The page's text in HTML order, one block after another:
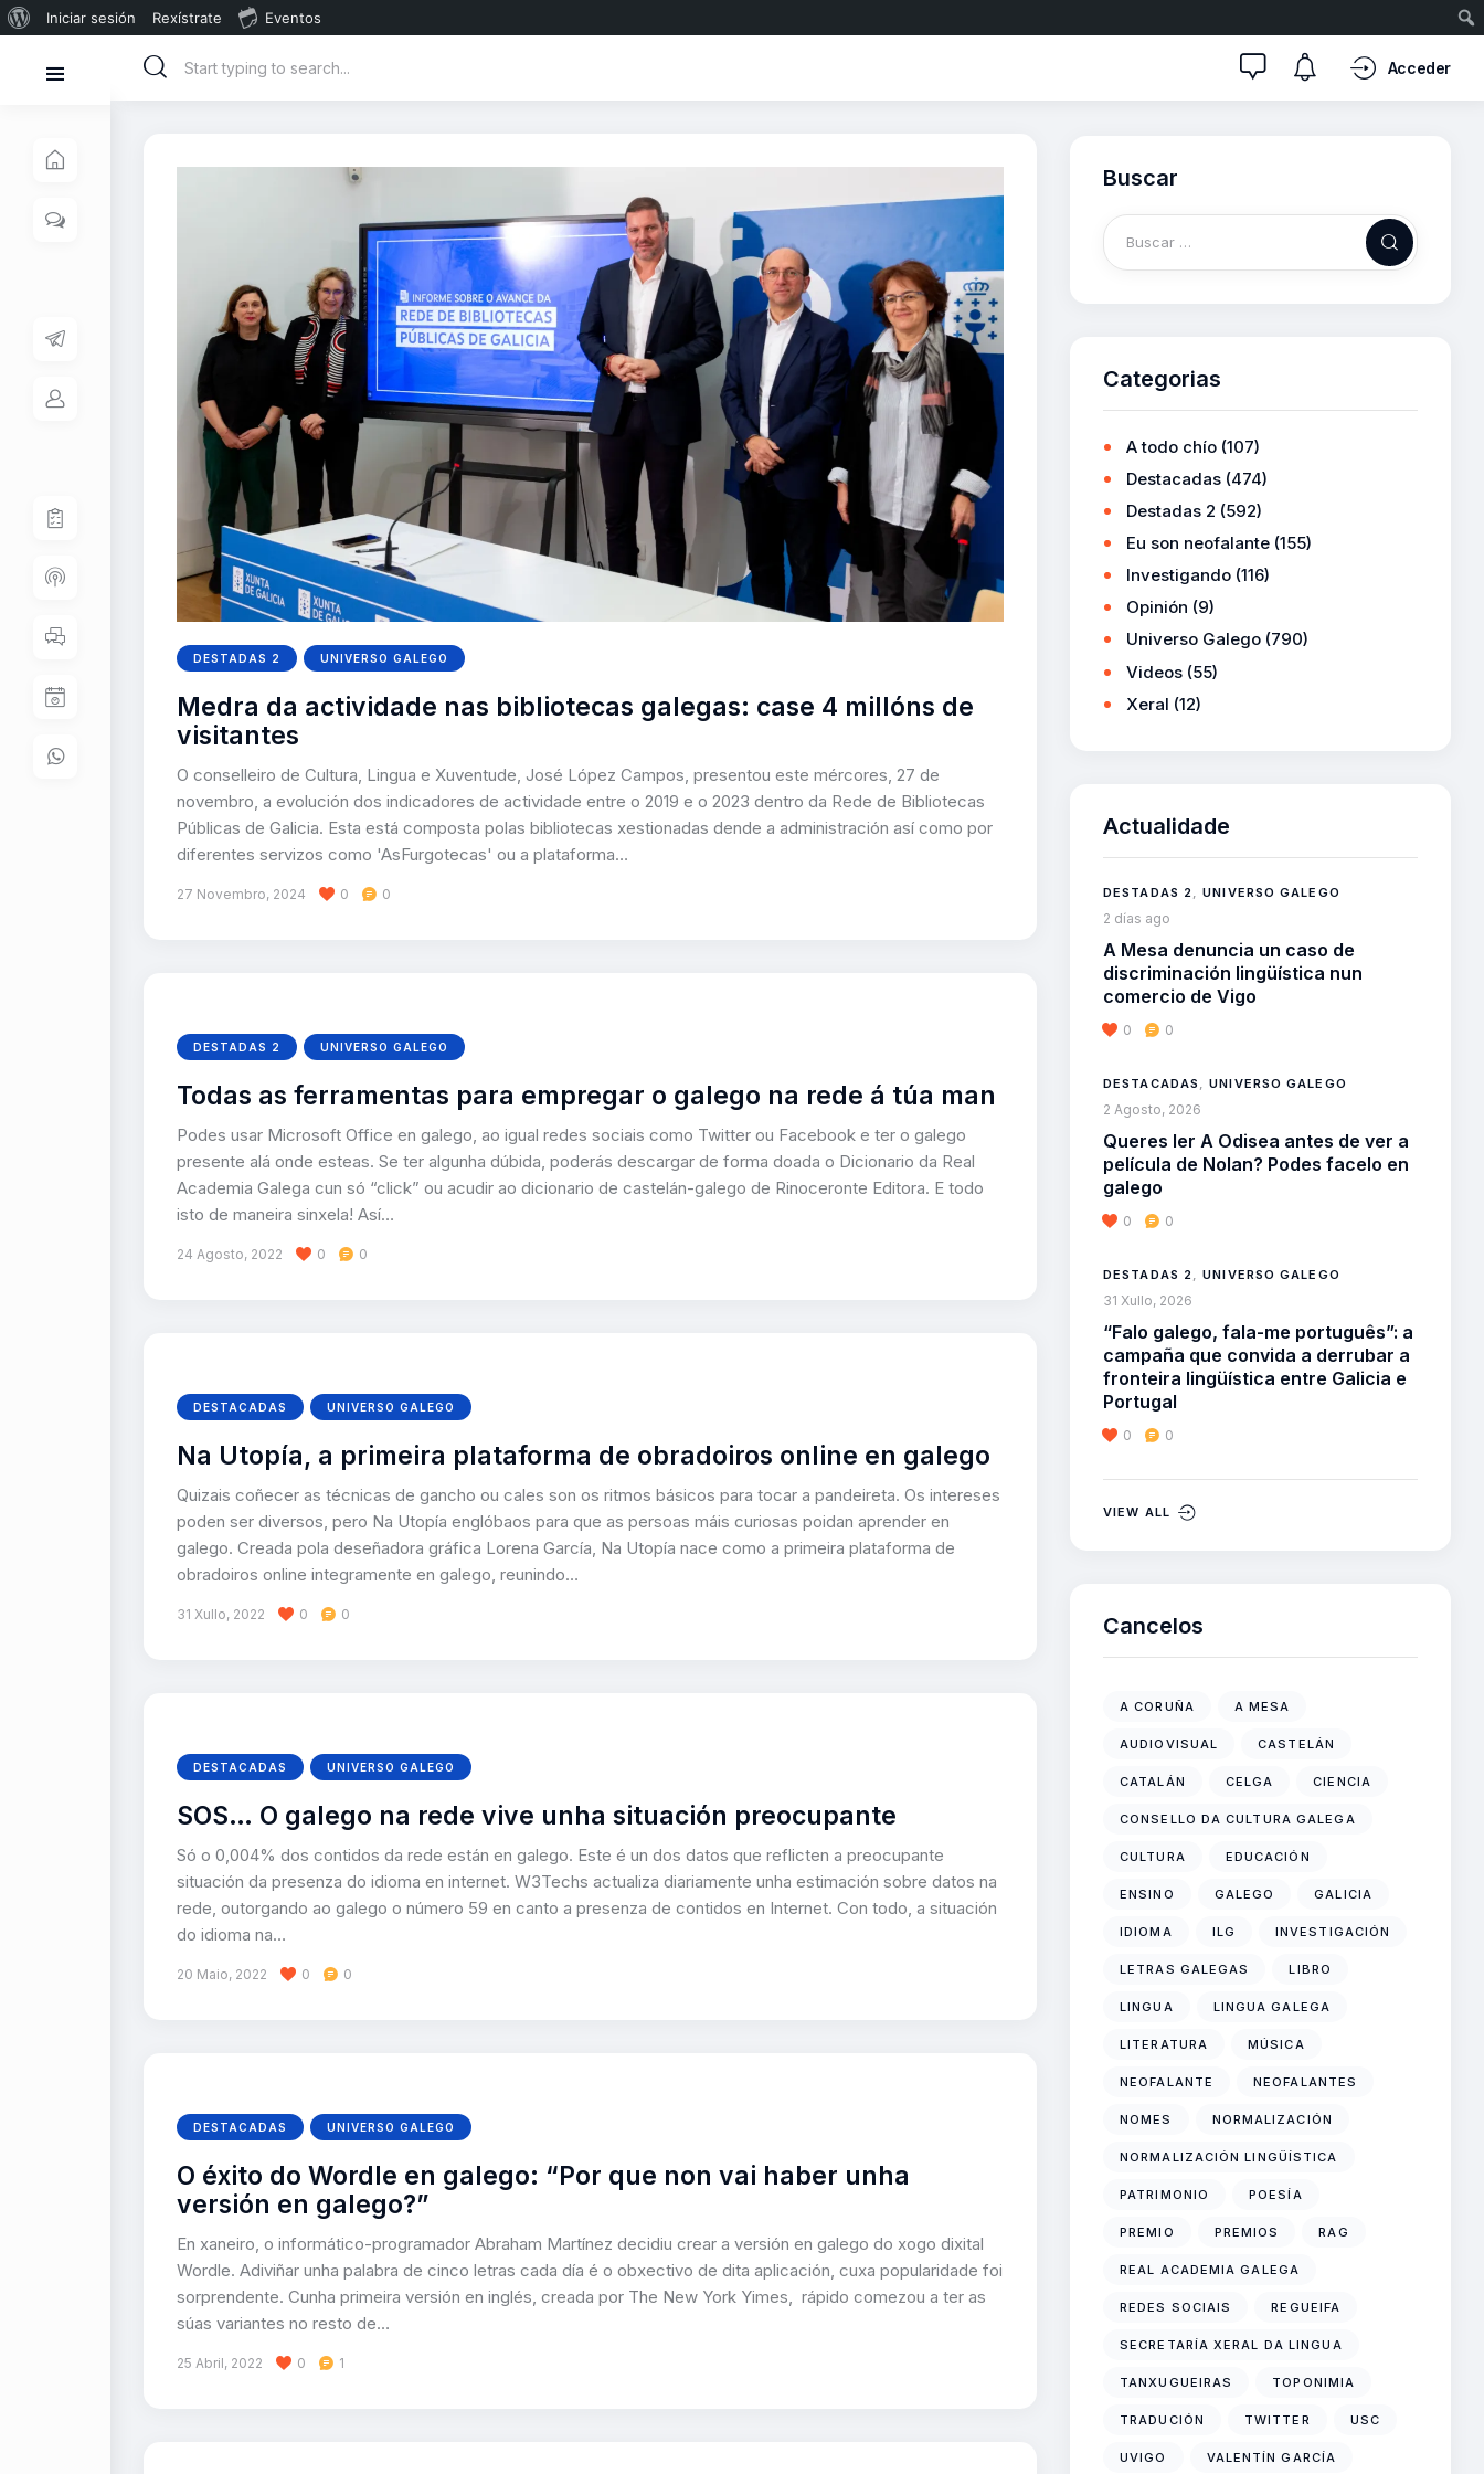
Iniciar sesión Rexístrate Eventos
Acceder
DESTADAS 2 UNIVERSO GALEGO
Medra da actividade nas bibliotecas galegas: case 4 millóns de
visitantes
O conselleiro de Cultura, Lingua e Xuventude, José López Campos, presentou este mércores, 27 de
novembro, a evolución dos indicadores de actividade entre o 2019 e o 2023 dentro da Rede de Bibliotecas
Públicas de Galicia. Esta está composta polas bibliotecas xestionadas dende a administración así como por
diferentes servizos como 'AsFurgotecas' ou a plataforma…
27 Novembro, 2024 0 0
DESTADAS 2 UNIVERSO GALEGO
Todas as ferramentas para empregar o galego na rede á túa man
Podes usar Microsoft Office en galego, ao igual redes sociais como Twitter ou Facebook e ter o galego
presente alá onde esteas. Se ter algunha dúbida, poderás descargar de forma doada o Dicionario da Real
Academia Galega cun só “click” ou acudir ao dicionario de castelán-galego de Rinoceronte Editora. E todo
isto de maneira sinxela! Así…
24 Agosto, 2022 0 0
DESTACADAS UNIVERSO GALEGO
Na Utopía, a primeira plataforma de obradoiros online en galego
Quizais coñecer as técnicas de gancho ou cales son os ritmos básicos para tocar a pandeireta. Os intereses
poden ser diversos, pero Na Utopía englóbaos para que as persoas máis curiosas poidan aprender en
galego. Creada pola deseñadora gráfica Lorena García, Na Utopía nace como a primeira plataforma de
obradoiros online integramente en galego, reunindo…
31 Xullo, 2022 0 0
DESTACADAS UNIVERSO GALEGO
SOS… O galego na rede vive unha situación preocupante
Só o 0,004% dos contidos da rede están en galego. Este é un dos datos que reflicten a preocupante
situación da presenza do idioma en internet. W3Techs actualiza diariamente unha estimación sobre datos na
rede, outorgando ao galego o número 59 en canto a presenza de contidos en Internet. Con todo, a situación
do idioma na…
20 Maio, 2022 0 0
DESTACADAS UNIVERSO GALEGO
O éxito do Wordle en galego: “Por que non vai haber unha
versión en galego?”
En xaneiro, o informático-programador Abraham Martínez decidiu crear a versión en galego do xogo dixital
Wordle. Adiviñar unha palabra de cinco letras cada día é o obxectivo de dita aplicación, cuxa popularidade foi
sorprendente. Cunha primeira versión en inglés, creada por The New York Yimes, rápido comezou a ter as
súas variantes no resto de…
25 Abril, 2022 0 1
Buscar
Categorias
A todo chío (107)
Destacadas (474)
Destadas 2 (592)
Eu son neofalante (155)
Investigando (116)
Opinión (9)
Universo Galego (790)
Videos (55)
Xeral (12)
Actualidade
DESTADAS 2 ,UNIVERSO GALEGO
2 días ago
A Mesa denuncia un caso de
discriminación lingüística nun
comercio de Vigo
0 0
DESTACADAS ,UNIVERSO GALEGO
2 Agosto, 2026
Queres ler A Odisea antes de ver a
película de Nolan? Podes facelo en
galego
0 0
DESTADAS 2 ,UNIVERSO GALEGO
31 Xullo, 2026
“Falo galego, fala-me português”: a
campaña que convida a derrubar a
fronteira lingüística entre Galicia e
Portugal
0 0
VIEW ALL
Cancelos
A CORUÑA A MESA
AUDIOVISUAL CASTELÁN
CATALÁN CELGA CIENCIA
CONSELLO DA CULTURA GALEGA
CULTURA EDUCACIÓN
ENSINO GALEGO GALICIA
IDIOMA ILG INVESTIGACIÓN
LETRAS GALEGAS LIBRO
LINGUA LINGUA GALEGA
LITERATURA MÚSICA
NEOFALANTE NEOFALANTES
NOMES NORMALIZACIÓN
NORMALIZACIÓN LINGÜÍSTICA
PATRIMONIO POESÍA
PREMIO PREMIOS RAG
REAL ACADEMIA GALEGA
REDES SOCIAIS REGUEIFA
SECRETARÍA XERAL DA LINGUA
TANXUGUEIRAS TOPONIMIA
TRADUCIÓN TWITTER USC
UVIGO VALENTÍN GARCÍA